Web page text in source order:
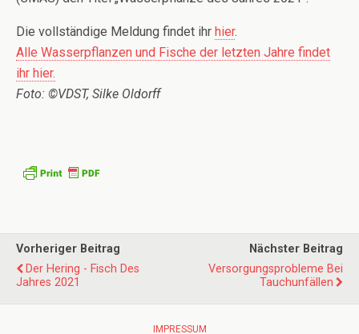
Die vollständige Meldung findet ihr hier.
Alle Wasserpflanzen und Fische der letzten Jahre findet
ihr hier.
Foto: ©VDST, Silke Oldorff
Vorheriger Beitrag
Der Hering - Fisch Des
Jahres 2021
Nächster Beitrag
Versorgungsprobleme Bei
Tauchunfällen
IMPRESSUM